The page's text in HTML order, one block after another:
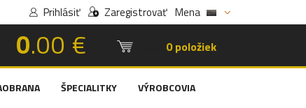
Prihlásiť Zaregistrovať Mena
0.00 € 0 položiek
ŠPECIALITKY VÝROBCOVIA